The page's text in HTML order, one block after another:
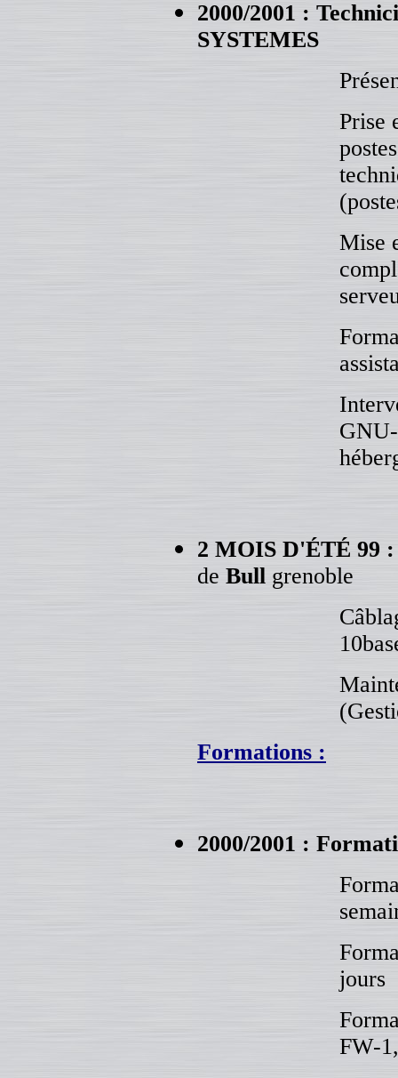
2000/2001 :
SYSTEMES
Prise
Mise
2 MOIS D'ÉTÉ 99
de Bull grenoble
Formations :
2000/2001 :
jours
FW-